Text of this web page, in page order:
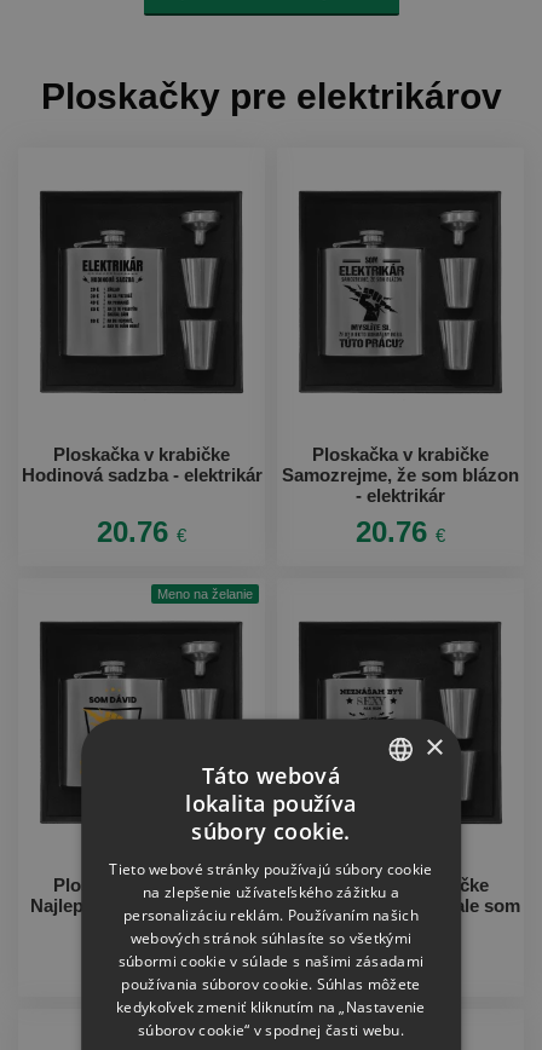
Ploskačky pre elektrikárov
Ploskačka v krabičke
Hodinová sadzba - elektrikár
20.76 €
Ploskačka v krabičke
Samozrejme, že som blázon
- elektrikár
20.76 €
Meno na želanie
Ploskačka v krabičke
Najlepší v okolí - elektrikár
20.76 €
Ploskačka v krabičke
Neznášám byť sexy, ale som
elektrikár
20.76
×
Táto webová
lokalita používa
súbory cookie.
Tieto webové stránky používajú súbory cookie
na zlepšenie užívateľského zážitku a
personalizáciu reklám. Používaním našich
webových stránok súhlasíte so všetkými
súbormi cookie v súlade s našimi zásadami
používania súborov cookie. Súhlas môžete
kedykoľvek zmeniť kliknutím na „Nastavenie
súborov cookie“ v spodnej časti webu.